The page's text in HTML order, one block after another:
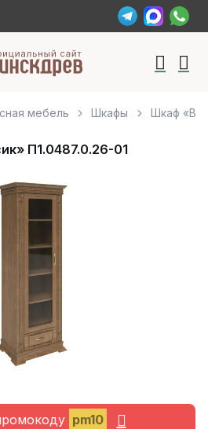
мебель Шкафы Шкаф
П1.0487.0.26-01
pm10